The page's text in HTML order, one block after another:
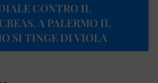
CONTRO IL
A PALERMO IL
SI TINGE DI VIOLA